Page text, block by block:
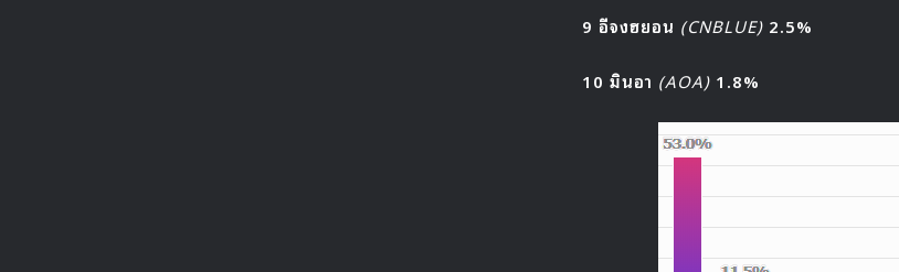
9 อีจงฮยอน (CNBLUE) 2.5%
10 มินอา (AOA) 1.8%